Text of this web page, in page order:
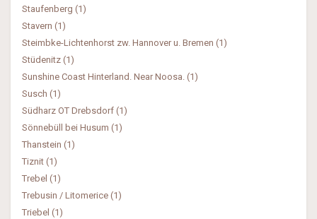
Staufenberg (1)
Stavern (1)
Steimbke-Lichtenhorst zw. Hannover u. Bremen (1)
Stüdenitz (1)
Sunshine Coast Hinterland. Near Noosa. (1)
Susch (1)
Südharz OT Drebsdorf (1)
Sönnebüll bei Husum (1)
Thanstein (1)
Tiznit (1)
Trebel (1)
Trebusin / Litomerice (1)
Triebel (1)